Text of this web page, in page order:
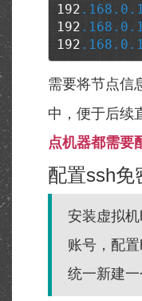
192 .168 .0
192 .168 .0
192 .168 .0
需要将节点信
中，便于后续
点机器都需要
配置ssh免
安装虚拟
账号，配
统一新建一